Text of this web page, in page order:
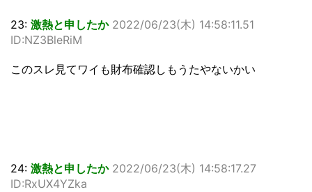
23: 激熱と申したか 2022/06/23(木) 14:58:11.51
ID:NZ3BleRiM
このスレ見てワイも財布確認しもうたやないかい
24: 激熱と申したか 2022/06/23(木) 14:58:17.27
ID:RxUX4YZka